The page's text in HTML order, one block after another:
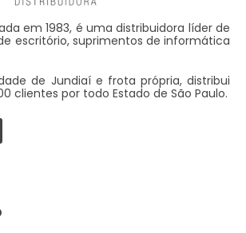
em 1983, é uma distribuidora líder de
escritório, suprimentos de informática
de Jundiaí e frota própria, distribui
clientes por todo Estado de São Paulo.